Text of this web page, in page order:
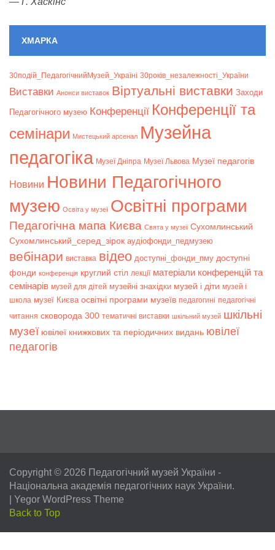
ХМАРКА
30подій_ПедагогічнийМузей_Україні 30років_незалежності_України
Bиставки Анонси виставок Віртуальні виставки Заходи
Педагогічного музею Конференції Конференції та
семінари Мистецький арсенал Музейна
педагогіка Музеї Дніпра Музеї Львова Музеї педагогів
Новини Новини Педагогічного
музею Освіта у музеї Освітні програми
Педагогічна мапа Києва Свята у музеї Сухомлинський
Сухомлинський_серед_зірок аудіофонди_педмузею
вебінари виставка відео доступні_фонди_пму доступні
фонди конференція круглий стіл лекції матеріали конференцій та
семінарів музей для дітей музейні знахідки музей і діти музей і
школа музеї Києва освітні програми музеїв педагогині педагогічні
читання сковорода 300 тематичні виставки шкільний музей шкільні
музеї ювілеї книжкових та періодичних видань ювілеї
педагогів
Copyright © 2026 Педагогічний музей України -
Національна академія педагогічних наук України.
Yegor WordPress Theme
Back to Top